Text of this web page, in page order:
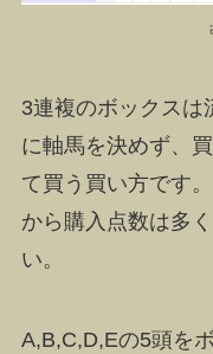
3連複のボックスは
に軸馬を決めず、
て買う買い方です
から購入点数は多
い。
A,B,C,D,Eの5頭を